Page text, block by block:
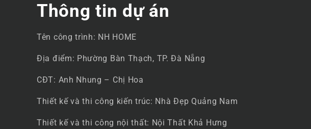
Thông tin dự án
Tên công trình: NH HOME
Địa điểm: Phường Bàn Thạch, TP. Đà Nẵng
CĐT: Anh Nhung – Chị Hoa
Thiết kế và thi công kiến trúc: Nhà Đẹp Quảng Nam
Thiết kế và thi công nội thất: Nội Thất Khả Hưng